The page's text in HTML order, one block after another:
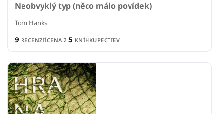
Neobvyklý typ (něco málo povídek)
Tom Hanks
9 RECENZIÍCENA Z 5 KNÍHKUPECTIEV